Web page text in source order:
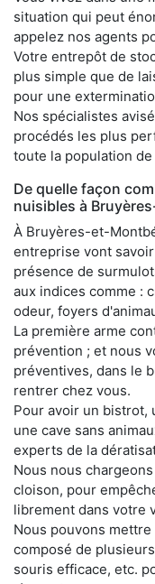
situation qui peut
appelez nos agents
Votre entrepôt de
plus simple que de
pour une
Nos spécialistes
procédés les plus
toute la population
De quelle façon
nuisibles à
À Bruyères-et-
entreprise vont
présence de
aux indices comme :
odeur, foyers
La première arme
prévention ; et nous
préventives, dans le
rentrer chez vous.
Pour avoir un bistrot,
une cave sans
experts de la
Nous nous
cloison, pour
librement dans votre
Nous pouvons
composé de
souris efficace, etc.